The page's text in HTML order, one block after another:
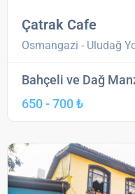
Çatrak Cafe
Osmangazi - Uludağ
Bahçeli ve Dağ
650 - 700 ₺